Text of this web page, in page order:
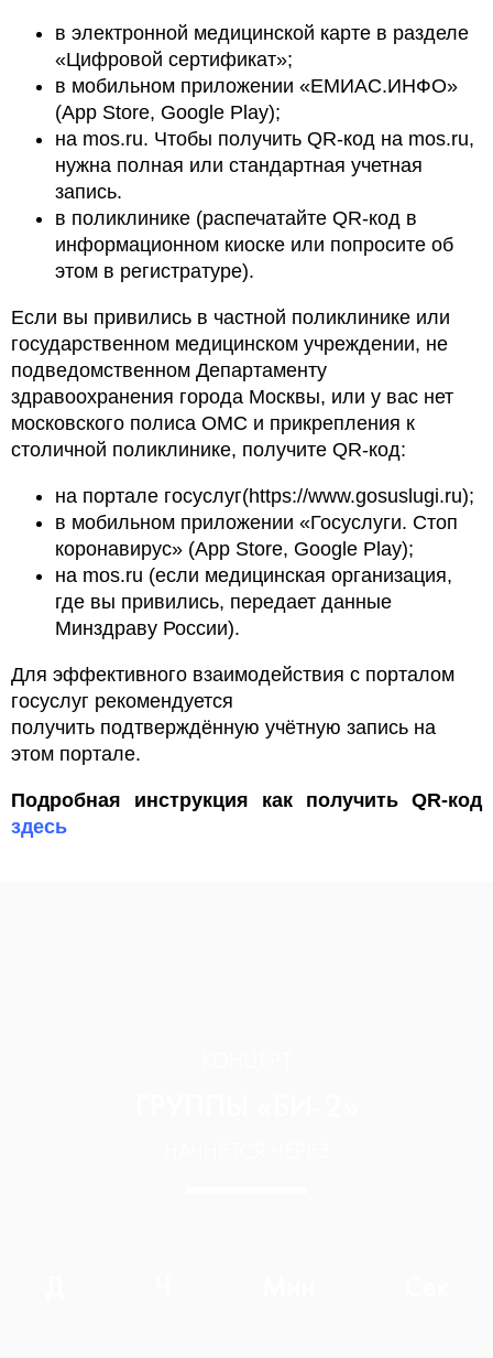
в электронной медицинской карте в разделе
«Цифровой сертификат»;
в мобильном приложении «ЕМИАС.ИНФО»
(App Store, Google Play);
на mos.ru. Чтобы получить QR-код на mos.ru,
нужна полная или стандартная учетная
запись.
в поликлинике (распечатайте QR-код в
информационном киоске или попросите об
этом в регистратуре).
Если вы привились в частной поликлинике или
государственном медицинском учреждении, не
подведомственном Департаменту
здравоохранения города Москвы, или у вас нет
московского полиса ОМС и прикрепления к
столичной поликлинике, получите QR-код:
на портале госуслуг(https://www.gosuslugi.ru);
в мобильном приложении «Госуслуги. Стоп
коронавирус» (App Store, Google Play);
на mos.ru (если медицинская организация,
где вы привились, передает данные
Минздраву России).
Для эффективного взаимодействия с порталом
госуслуг рекомендуется
получить подтверждённую учётную запись на
этом портале.
Подробная инструкция как получить QR-код
здесь